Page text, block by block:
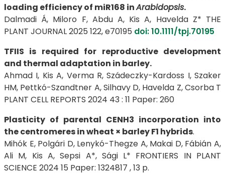
loading efficiency of miR168 inArabidopsis.
Dalmadi Á, Miloro F, Abdu A, Kis A, Havelda Z* THE
PLANT JOURNAL 2025 122, e70195 doi: 10.1111/tpj.70195
TFIIS is required for reproductive development
and thermal adaptation in barley.
Ahmad I, Kis A, Verma R, Szádeczky-Kardoss I, Szaker
HM, Pettkó-Szandtner A, Silhavy D, Havelda Z, Csorba T
PLANT CELL REPORTS 2024 43 : 11 Paper: 260
Plasticity of parental CENH3 incorporation into
the centromeres in wheat × barley F1 hybrids.
Mihók E, Polgári D, Lenykó-Thegze A, Makai D, Fábián A,
Ali M, Kis A, Sepsi A*, Sági L* FRONTIERS IN PLANT
SCIENCE 2024 15 Paper: 1324817 , 13 p.